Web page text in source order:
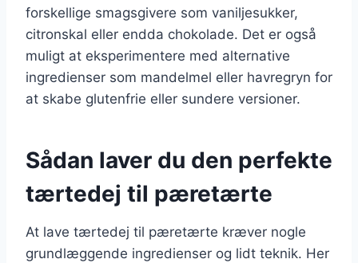
forskellige smagsgivere som vaniljesukker,
citronskal eller endda chokolade. Det er også
muligt at eksperimentere med alternative
ingredienser som mandelmel eller havregryn for
at skabe glutenfrie eller sundere versioner.
Sådan laver du den perfekte
tærtedej til pæretærte
At lave tærtedej til pæretærte kræver nogle
grundlæggende ingredienser og lidt teknik. Her